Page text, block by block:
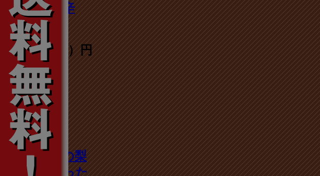
カレー】中辛
250g
948円（税込）円
荒尾市特産の梨
を贅沢に使った